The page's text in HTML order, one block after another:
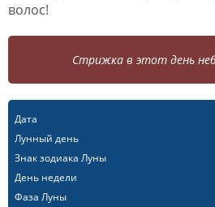
волос!
Стрижка в этот день
Дата
Лунный день
Знак зодиака Луны
День недели
Фаза Луны